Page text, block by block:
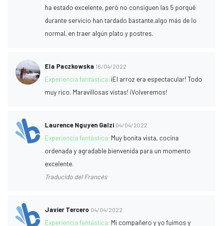
ha estado excelente, però no consiguen las 5 porqué
durante servicio han tardado bastante,algo más de lo
normal, en traer algún plato y postres.
Ela Paczkowska 16/04/2022
Experiencia fantástica: ¡El arroz era espectacular! Todo
muy rico. Maravillosas vistas! ¡Volveremos!
Laurence Nguyen Galzi 04/04/2022
Experiencia fantástica: Muy bonita vista, cocina
ordenada y agradable bienvenida para un momento
excelente.
Traducido del Francés
Javier Tercero 04/04/2022
Experiencia fantástica: Mi compañero y yo fuimos y